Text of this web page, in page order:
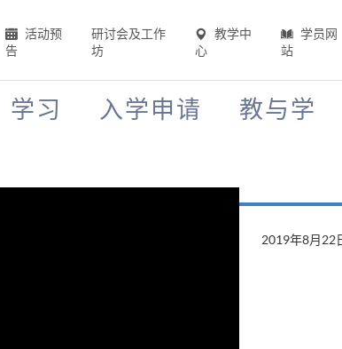
活动预
告
研讨会及工作
坊
教学中
心
学员网
站
学习 入学申请 教与学
2019年8月22